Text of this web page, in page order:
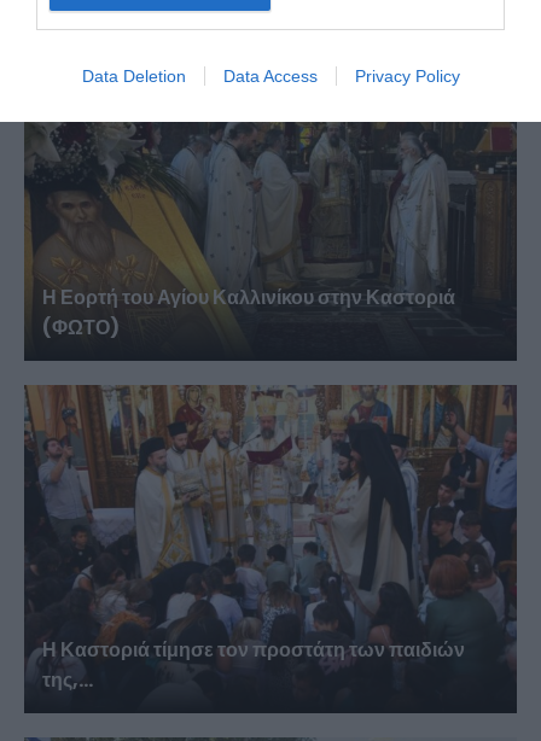
Data Deletion Data Access Privacy Policy
Η Εορτή του Αγίου Καλλινίκου στην Καστοριά
(ΦΩΤΟ)
Η Καστοριά τίμησε τον προστάτη των παιδιών
της,...